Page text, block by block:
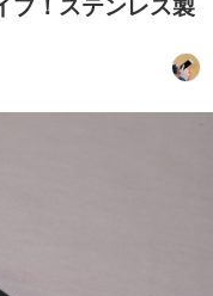
プ！ステンレス製